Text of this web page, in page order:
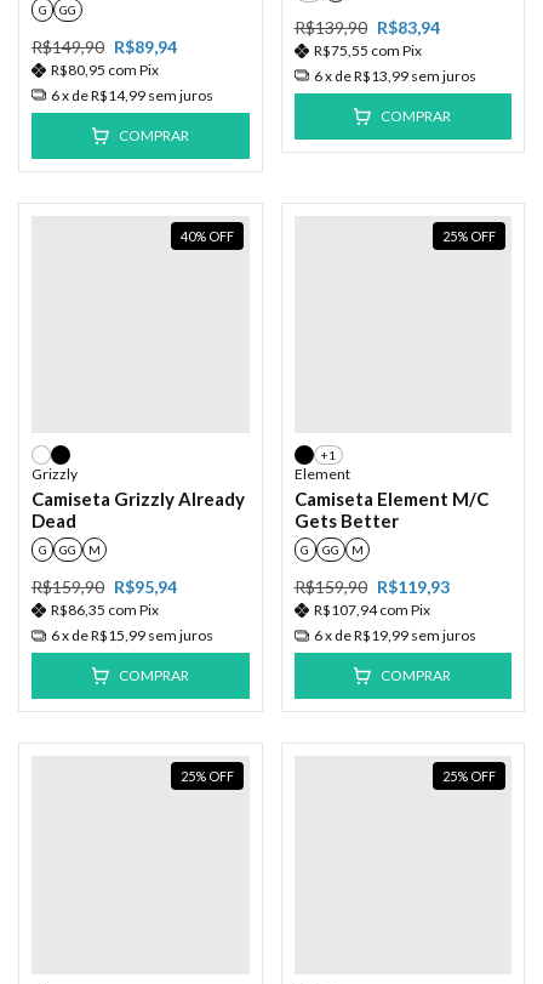
G GG
R$149,90 R$89,94
R$80,95 com Pix
6x deR$14,99 sem juros
COMPRAR
R$139,90 R$83,94
R$75,55 com Pix
6x deR$13,99 sem juros
COMPRAR
40% OFF
Grizzly
Camiseta Grizzly Already
Dead
G GG M
R$159,90 R$95,94
R$86,35 com Pix
6x deR$15,99 sem juros
COMPRAR
25% OFF
+1
Element
Camiseta Element M/C
Gets Better
G GG M
R$159,90 R$119,93
R$107,94com Pix
6x deR$19,99 sem juros
COMPRAR
25% OFF 25% OFF